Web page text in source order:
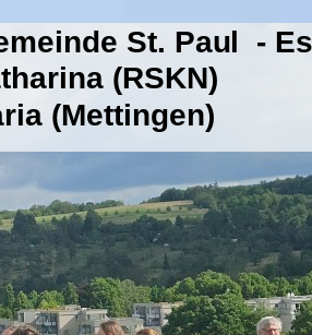
St. Paul -
(RSKN)
(Mettingen)